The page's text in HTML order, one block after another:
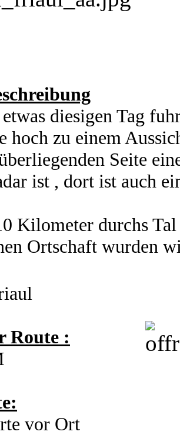
diesigen Tag
hoch zu einem
Seite
ist , dort ist auch
Kilometer durchs
Ortschaft wurden
Route :
vor Ort